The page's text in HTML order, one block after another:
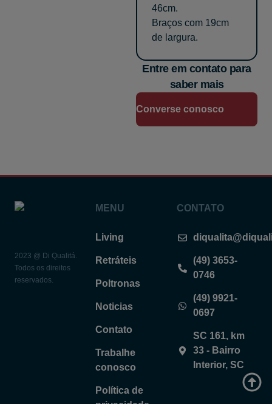
46cm.
Braços com 19cm
de largura.
Entre em contato para
saber mais
Converse conosco
2023 @ Di Qualitá.
Todos os direitos
reservados.
MENU
Living
Retráteis
Poltronas
Noticias
Contato
Trabalhe
conosco
Política de
CONTATO
(49) 3653-
0746
(49) 9921-
0697
SC 161, km
33 - Bairro
Interior, SC